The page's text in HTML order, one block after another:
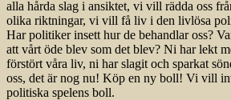
alla hårda slag i ansiktet, vi vill rädda oss
olika riktningar, vi vill få liv i den livlösa
Har politiker insett hur de behandlar oss?
att vårt öde blev som det blev? Ni har lekt
förstört våra liv, ni har slagit och sparkat
oss, det är nog nu! Köp en ny boll! Vi vill
politiska spelens boll.